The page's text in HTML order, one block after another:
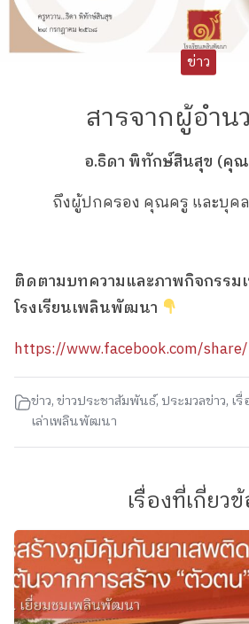
ข่าว
สารจากผู้อำน
อ.ธิดา พิทักษ์สินสุข (คุ
ถึงผู้ปกครอง คุณครู และบุค
ติดตามบทความและภาพกิจกรรม
โรงเรียนเพลินพัฒนา
https://www.facebook.com/
ข่าว,ข่าวประชาสัมพันธ์, ประมวลข่าว, เ
เล่าเพลินพัฒนา
เรื่องที่เกี่ยว